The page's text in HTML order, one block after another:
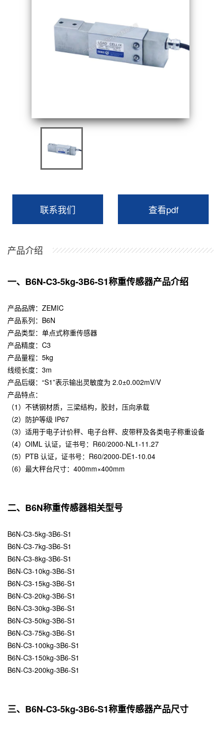
联系我们 查看pdf
产品介绍
一、B6N-C3-5kg-3B6-S1称重传感器产品介绍
产品品牌： ZEMIC
产品系列：B6N
产品类型：单点式称重传感器
产品精度：C3
产品量程：5kg
线缆长度：3m
产品后缀：“S1”表示输出灵敏度为 2.0±0.002mV/V
产品特点：
（1）不锈钢材质，三梁结构，胶封，压向承载
（2）防护等级 IP67
（3）适用于电子计价秤、电子台秤、皮带秤及各类电子称重设备
（4）OIML 认证，证书号：R60/2000-NL1-11.27
（5）PTB 认证，证书号：R60/2000-DE1-10.04
（6）最大秤台尺寸：400mm×400mm
二、B6N称重传感器相关型号
B6N-C3-5kg-3B6-S1
B6N-C3-7kg-3B6-S1
B6N-C3-8kg-3B6-S1
B6N-C3-10kg-3B6-S1
B6N-C3-15kg-3B6-S1
B6N-C3-20kg-3B6-S1
B6N-C3-30kg-3B6-S1
B6N-C3-50kg-3B6-S1
B6N-C3-75kg-3B6-S1
B6N-C3-100kg-3B6-S1
B6N-C3-150kg-3B6-S1
B6N-C3-200kg-3B6-S1
三、B6N-C3-5kg-3B6-S1称重传感器产品尺寸